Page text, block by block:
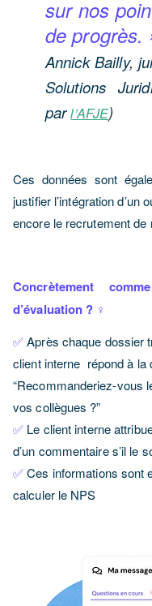
sur nos
de progrès.
Annick Bailly,
Solutions
parl’AFJE)
Ces données sont
justifier l’intégration d’un
encore le recrutement de
Concrètement
d’évaluation ? ‍♀️
✅Après chaque dossier
client interne répond à la
“Recommanderiez-vous
vos collègues ?”
✅ Le client interne
d’un commentaire s’il le
✅Ces informations sont
calculer le NPS